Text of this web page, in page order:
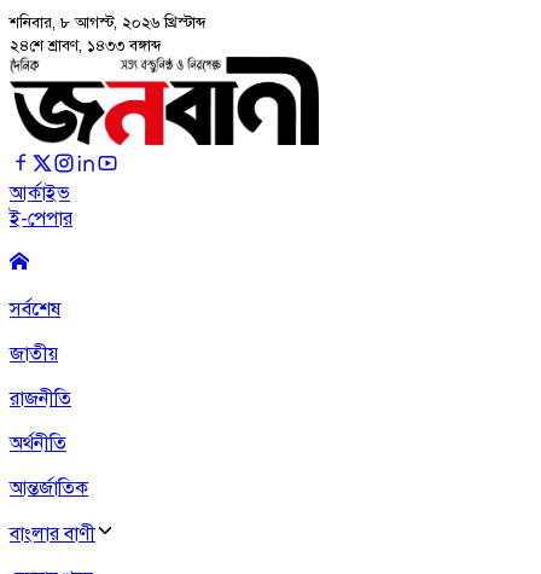
শনিবার, ৮ আগস্ট, ২০২৬ খ্রিস্টাব্দ
২৪শে শ্রাবণ, ১৪৩৩ বঙ্গাব্দ
আর্কাইভ
ই-পেপার
সর্বশেষ
জাতীয়
রাজনীতি
অর্থনীতি
আন্তর্জাতিক
বাংলার বাণী